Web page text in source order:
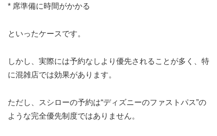
* 席準備に時間がかかる
といったケースです。
しかし、実際には予約なしより優先されることが多く、特
に混雑店では効果があります。
ただし、スシローの予約は“ディズニーのファストパス”の
ような完全優先制度ではありません。